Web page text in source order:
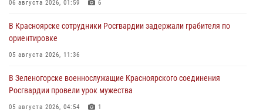
06 августа 2026, 01:59 6
В Красноярске сотрудники Росгвардии задержали грабителя по
ориентировке
05 августа 2026, 11:36
В Зеленогорске военнослужащие Красноярского соединения
Росгвардии провели урок мужества
05 августа 2026, 04:54 1